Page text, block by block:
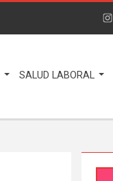
SALUD LABORAL